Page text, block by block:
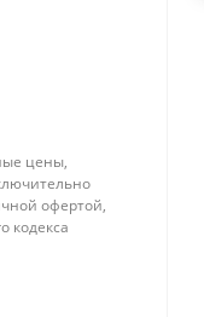
цены,
офертой,
кодекса